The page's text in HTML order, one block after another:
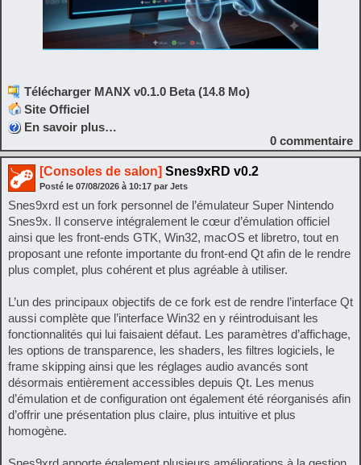
Télécharger MANX v0.1.0 Beta (14.8 Mo)
Site Officiel
En savoir plus…
0 commentaire
[Consoles de salon] Snes9xRD v0.2
Posté le 07/08/2026 à 10:17 par Jets
Snes9xrd est un fork personnel de l’émulateur Super Nintendo
Snes9x. Il conserve intégralement le cœur d’émulation officiel
ainsi que les front-ends GTK, Win32, macOS et libretro, tout en
proposant une refonte importante du front-end Qt afin de le rendre
plus complet, plus cohérent et plus agréable à utiliser.
L’un des principaux objectifs de ce fork est de rendre l’interface Qt
aussi complète que l’interface Win32 en y réintroduisant les
fonctionnalités qui lui faisaient défaut. Les paramètres d’affichage,
les options de transparence, les shaders, les filtres logiciels, le
frame skipping ainsi que les réglages audio avancés sont
désormais entièrement accessibles depuis Qt. Les menus
d’émulation et de configuration ont également été réorganisés afin
d’offrir une présentation plus claire, plus intuitive et plus
homogène.